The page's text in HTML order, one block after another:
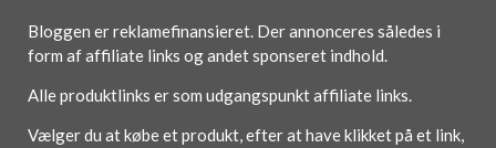
Bloggen er reklamefinansieret. Der annonceres således i
form af affiliate links og andet sponseret indhold.
Alle produktlinks er som udgangspunkt affiliate links.
Vælger du at købe et produkt, efter at have klikket på et link,